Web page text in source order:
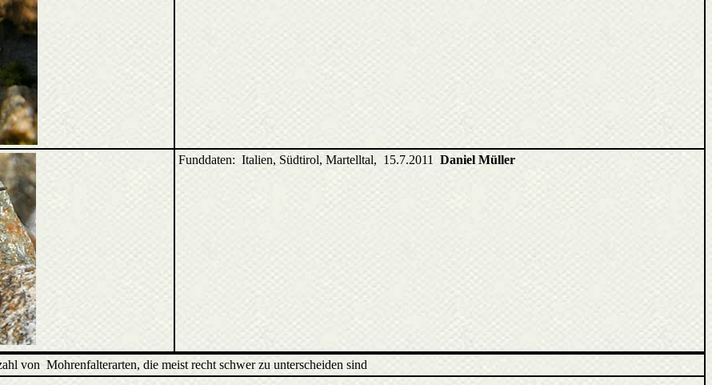
Funddaten: Italien, Südtirol, Martelltal, 15.7.2011 Daniel Müller
von Mohrenfalterarten, die meist recht schwer zu unterscheiden sind